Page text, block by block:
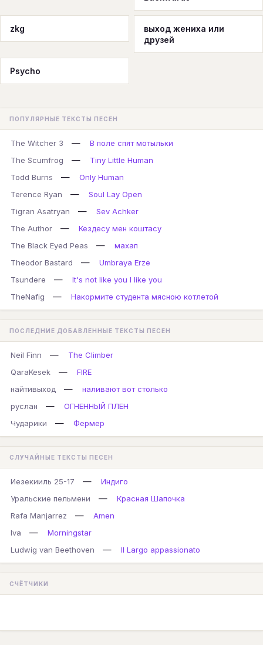
zkg
выход жениха или
друзей
Рsycho
ПОПУЛЯРНЫЕ ТЕКСТЫ ПЕСЕН
The Witcher 3 —
В поле спят мотыльки
The Scumfrog
—
Tiny Little Human
Todd Burns
—
Only Human
Terence Ryan
—
Soul Lay Open
Tigran Asatryan
—
Sev Achker
The Author
—
Кездесу мен коштасу
The Black Eyed Peas
—
махап
Theodor Bastard
—
Umbraya Erze
Tsundere
—
It's not like you I like you
TheNafig
— Накормите студента мясною котлетой
ПОСЛЕДНИЕ ДОБАВЛЕННЫЕ ТЕКСТЫ ПЕСЕН
Neil Finn —
The Climber
QaraKesek
—
FIRE
найтивыход
—
наливают вот столько
руслан
—
ОГНЕННЫЙ ПЛЕН
Чударики
— Фермер
СЛУЧАЙНЫЕ ТЕКСТЫ ПЕСЕН
Иезекииль 25-17 —
Индиго
Уральские пельмени
—
Красная Шапочка
Rafa Manjarrez
—
Amen
Iva
—
Morningstar
Ludwig van Beethoven
— II Largo appassionato
СЧЁТЧИКИ